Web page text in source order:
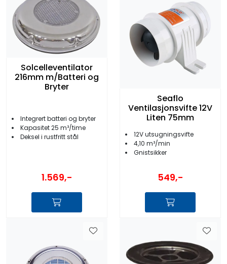
Solcelleventilator
216mm m/Batteri og
Bryter
Integrert batteri og bryter
Kapasitet 25 m³/time
Deksel i rustfritt stål
1.569,-
Seaflo
Ventilasjonsvifte 12V
Liten 75mm
12V utsugningsvifte
4,10 m³/min
Gnistsikker
549,-